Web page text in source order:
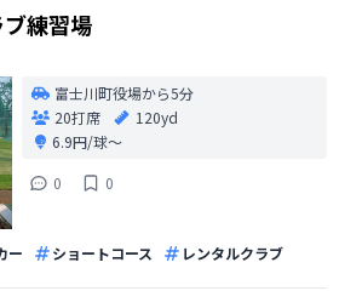
練習場
富士川町役場から5分
20打席
120yd
6.9円/球〜
0
0
ー ショートコース レンタルクラブ